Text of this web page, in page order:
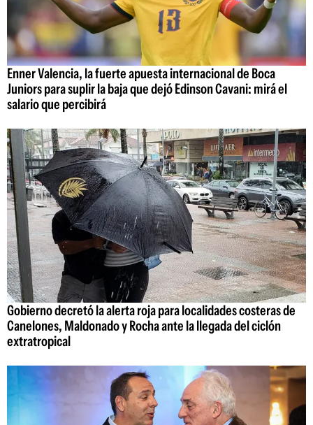
Enner Valencia, la fuerte apuesta internacional de Boca
Juniors para suplir la baja que dejó Edinson Cavani: mirá el
salario que percibirá
Gobierno decretó la alerta roja para localidades costeras de
Canelones, Maldonado y Rocha ante la llegada del ciclón
extratropical